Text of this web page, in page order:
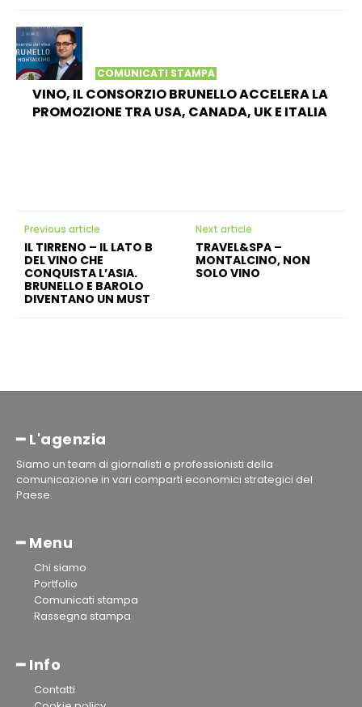
COMUNICATI STAMPA
VINO, IL CONSORZIO BRUNELLO ACCELERA LA
PROMOZIONE TRA USA, CANADA, UK E ITALIA
Previous article
IL TIRRENO – IL LATO B
DEL VINO CHE
CONQUISTA L’ASIA.
BRUNELLO E BAROLO
DIVENTANO UN MUST
Next article
TRAVEL&SPA –
MONTALCINO, NON
SOLO VINO
━ L'agenzia
Siamo un team di giornalisti e professionisti della
comunicazione in vari comparti economici strategici del
Paese.
━ Menu
Chi siamo
Portfolio
Comunicati stampa
Rassegna stampa
━ Info
Contatti